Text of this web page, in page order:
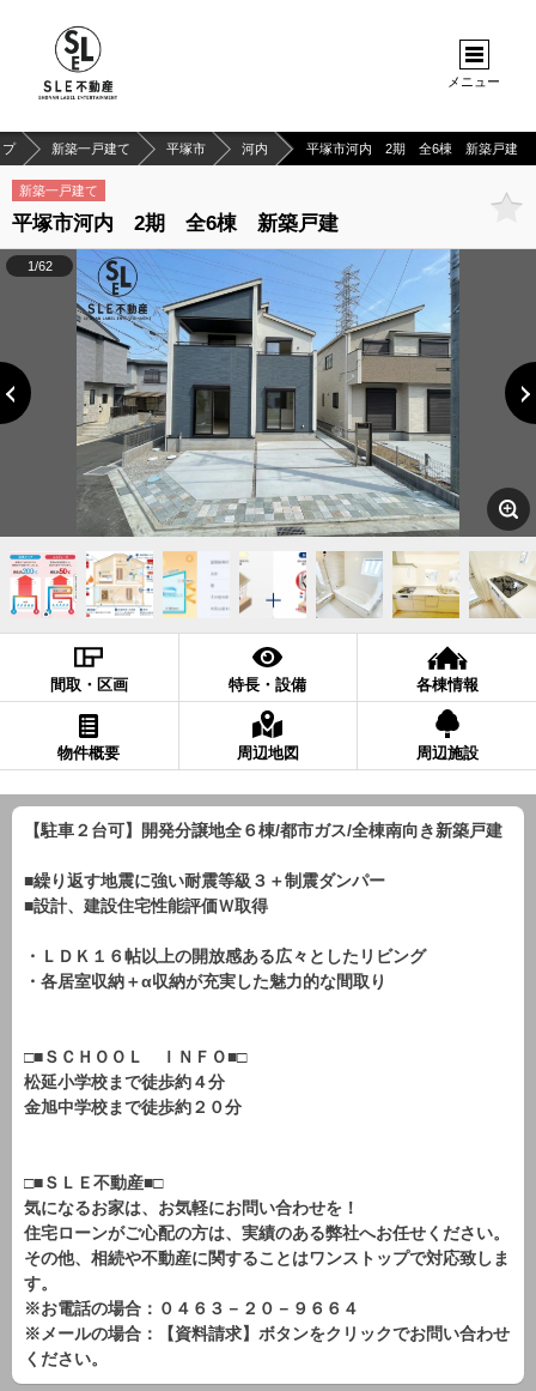
メニュー
プ 新築一戸建て 平塚市 河内 平塚市河内 2期 全6棟 新築戸建
新築一戸建て
平塚市河内 2期 全6棟 新築戸建
1/62
間取・区画 特長・設備 各棟情報
物件概要 周辺地図 周辺施設
【駐車２台可】開発分譲地全６棟/都市ガス/全棟南向き新築戸建
■繰り返す地震に強い耐震等級３＋制震ダンパー
■設計、建設住宅性能評価Ｗ取得
・ＬＤＫ１６帖以上の開放感ある広々としたリビング
・各居室収納＋α収納が充実した魅力的な間取り
□■ＳＣＨＯＯＬ ＩＮＦＯ■□
松延小学校まで徒歩約４分
金旭中学校まで徒歩約２０分
□■ＳＬＥ不動産■□
気になるお家は、お気軽にお問い合わせを！
住宅ローンがご心配の方は、実績のある弊社へお任せください。
その他、相続や不動産に関することはワンストップで対応致しま
す。
※お電話の場合：０４６３－２０－９６６４
※メールの場合：【資料請求】ボタンをクリックでお問い合わせ
ください。